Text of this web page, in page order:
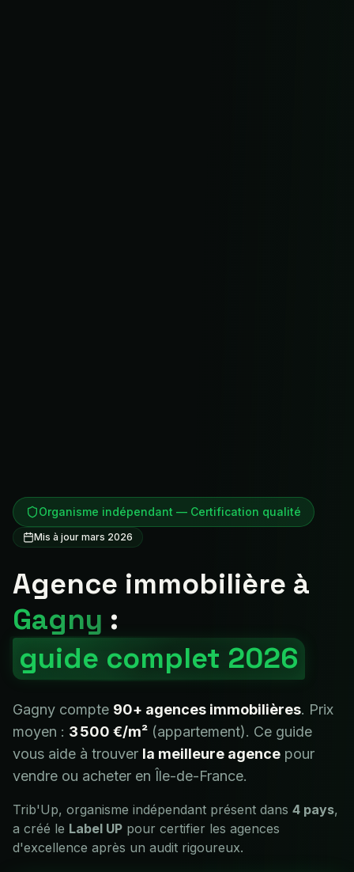
Organisme indépendant — Certification qualité
Mis à jour mars 2026
Agence immobilière à
Gagny :
guide complet 2026
Gagny compte 90+ agences immobilières. Prix
moyen : 3 500 €/m² (appartement). Ce guide
vous aide à trouver la meilleure agence pour
vendre ou acheter en Île-de-France.
Trib'Up, organisme indépendant présent dans 4 pays,
a créé le Label UP pour certifier les agences
d'excellence après un audit rigoureux.